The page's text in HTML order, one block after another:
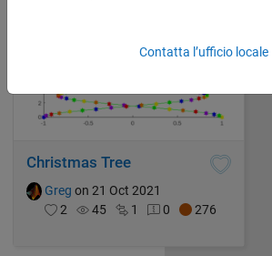
Christmas Tree
Greg on 21 Oct 2021
2
45 1 0 276
Contatta l’ufficio locale